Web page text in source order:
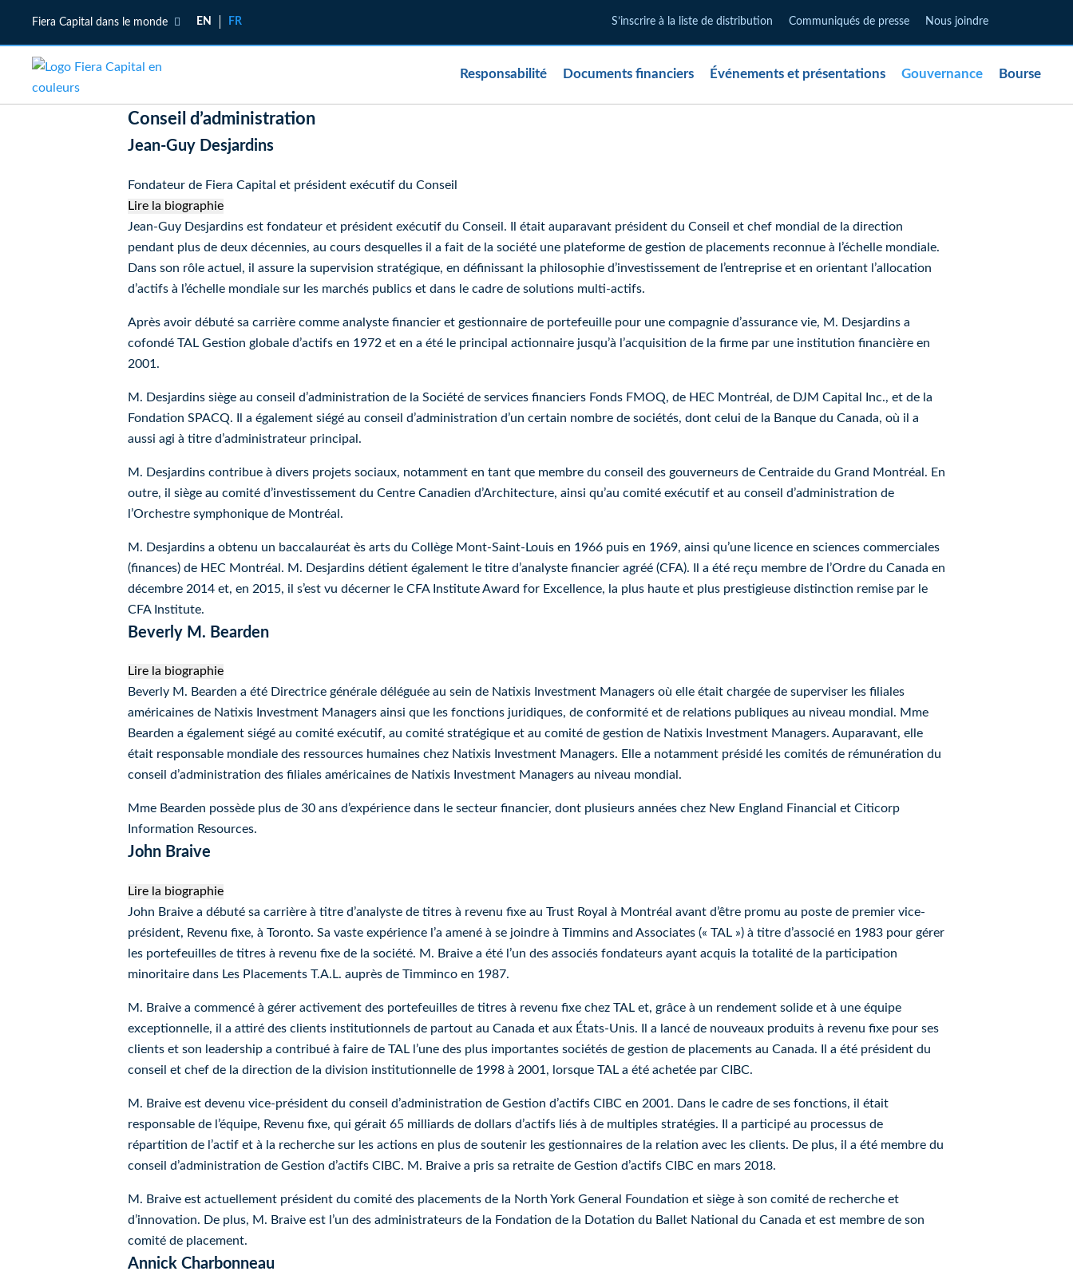
Fiera Capital dans le monde
Fiera Capital
(opens in new window)
Fiera Capital(opens in new window)
Fiera Capital(opens in new window)
Fiera Capital
(opens in new window)
EN FR S’inscrire à la liste de distribution Communiqués de presse Nous joindre
Responsabilité Documents financiers Événements et présentations Gouvernance Bourse
Conseil d’administration
Jean-Guy Desjardins
Fondateur de Fiera Capital et président exécutif du Conseil
Lire la biographie
Jean-Guy Desjardins
Jean-Guy Desjardins est fondateur et président exécutif du Conseil. Il était auparavant président du Conseil et chef mondial de la direction
pendant plus de deux décennies, au cours desquelles il a fait de la société une plateforme de gestion de placements reconnue à l’échelle mondiale.
Dans son rôle actuel, il assure la supervision stratégique, en définissant la philosophie d’investissement de l’entreprise et en orientant l’allocation
d’actifs à l’échelle mondiale sur les marchés publics et dans le cadre de solutions multi-actifs.
Après avoir débuté sa carrière comme analyste financier et gestionnaire de portefeuille pour une compagnie d’assurance vie, M. Desjardins a
cofondé TAL Gestion globale d’actifs en 1972 et en a été le principal actionnaire jusqu’à l’acquisition de la firme par une institution financière en
2001.
M. Desjardins siège au conseil d’administration de la Société de services financiers Fonds FMOQ, de HEC Montréal, de DJM Capital Inc., et de la
Fondation SPACQ. Il a également siégé au conseil d’administration d’un certain nombre de sociétés, dont celui de la Banque du Canada, où il a
aussi agi à titre d’administrateur principal.
M. Desjardins contribue à divers projets sociaux, notamment en tant que membre du conseil des gouverneurs de Centraide du Grand Montréal. En
outre, il siège au comité d’investissement du Centre Canadien d’Architecture, ainsi qu’au comité exécutif et au conseil d’administration de
l’Orchestre symphonique de Montréal.
M. Desjardins a obtenu un baccalauréat ès arts du Collège Mont-Saint-Louis en 1966 puis en 1969, ainsi qu’une licence en sciences commerciales
(finances) de HEC Montréal. M. Desjardins détient également le titre d’analyste financier agréé (CFA). Il a été reçu membre de l’Ordre du Canada en
décembre 2014 et, en 2015, il s’est vu décerner le CFA Institute Award for Excellence, la plus haute et plus prestigieuse distinction remise par le
CFA Institute.
Beverly M. Bearden
Lire la biographie
Beverly M. Bearden
Beverly M. Bearden a été Directrice générale déléguée au sein de Natixis Investment Managers où elle était chargée de superviser les filiales
américaines de Natixis Investment Managers ainsi que les fonctions juridiques, de conformité et de relations publiques au niveau mondial. Mme
Bearden a également siégé au comité exécutif, au comité stratégique et au comité de gestion de Natixis Investment Managers. Auparavant, elle
était responsable mondiale des ressources humaines chez Natixis Investment Managers. Elle a notamment présidé les comités de rémunération du
conseil d’administration des filiales américaines de Natixis Investment Managers au niveau mondial.
Mme Bearden possède plus de 30 ans d’expérience dans le secteur financier, dont plusieurs années chez New England Financial et Citicorp
Information Resources.
John Braive
Lire la biographie
John Braive
John Braive a débuté sa carrière à titre d’analyste de titres à revenu fixe au Trust Royal à Montréal avant d’être promu au poste de premier vice-
président, Revenu fixe, à Toronto. Sa vaste expérience l’a amené à se joindre à Timmins and Associates (« TAL ») à titre d’associé en 1983 pour gérer
les portefeuilles de titres à revenu fixe de la société. M. Braive a été l’un des associés fondateurs ayant acquis la totalité de la participation
minoritaire dans Les Placements T.A.L. auprès de Timminco en 1987.
M. Braive a commencé à gérer activement des portefeuilles de titres à revenu fixe chez TAL et, grâce à un rendement solide et à une équipe
exceptionnelle, il a attiré des clients institutionnels de partout au Canada et aux États-Unis.
Il a lancé de nouveaux produits à revenu fixe pour ses
clients et son leadership a contribué à faire de TAL l’une des plus importantes sociétés de gestion de placements au Canada. Il a été président du
conseil et chef de la direction de la division institutionnelle de 1998 à 2001, lorsque TAL a été achetée par CIBC.
M. Braive est devenu vice-président du conseil d’administration de Gestion d’actifs CIBC en 2001. Dans le cadre de ses fonctions, il était
responsable de l’équipe, Revenu fixe, qui gérait 65 milliards de dollars d’actifs liés à de multiples stratégies. Il a participé au processus de
répartition de l’actif et à la recherche sur les actions en plus de soutenir les gestionnaires de la relation avec les clients. De plus, il a été membre du
conseil d’administration de Gestion d’actifs CIBC. M. Braive a pris sa retraite de Gestion d’actifs CIBC en mars 2018.
M. Braive est actuellement président du comité des placements de la North York General Foundation et siège à son comité de recherche et
d’innovation. De plus, M. Braive est l’un des administrateurs de la Fondation de la Dotation du Ballet National du Canada et est membre de son
comité de placement.
Annick Charbonneau